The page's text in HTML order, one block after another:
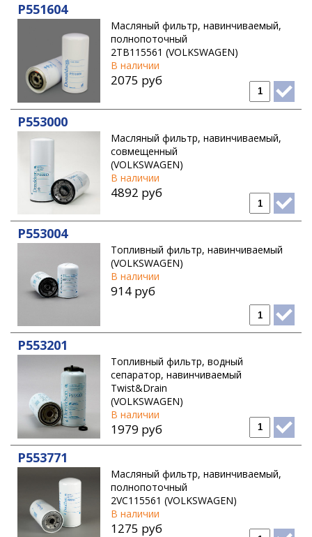
P551604
Масляный фильтр, навинчиваемый,
полнопоточный
2TB115561 (VOLKSWAGEN)
В наличии
2075 руб
P553000
Масляный фильтр, навинчиваемый,
совмещенный
(VOLKSWAGEN)
В наличии
4892 руб
P553004
Топливный фильтр, навинчиваемый
(VOLKSWAGEN)
В наличии
914 руб
P553201
Топливный фильтр, водный
сепаратор, навинчиваемый
Twist&Drain
(VOLKSWAGEN)
В наличии
1979 руб
P553771
Масляный фильтр, навинчиваемый,
полнопоточный
2VC115561 (VOLKSWAGEN)
В наличии
1275 руб